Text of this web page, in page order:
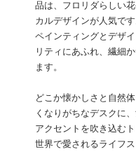
品は、フロリダらしい
カルデザインが人気です
ペインティングとデザ
リティにあふれ、繊細
ます。
どこか懐かしさと自然
くなりがちなデスクに
アクセントを吹き込む
世界で愛されるライフ